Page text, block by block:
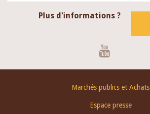
Plus d'informations ?
Marchés publics et Achats
Espace presse